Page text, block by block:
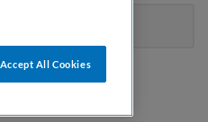
Accept All Cookies